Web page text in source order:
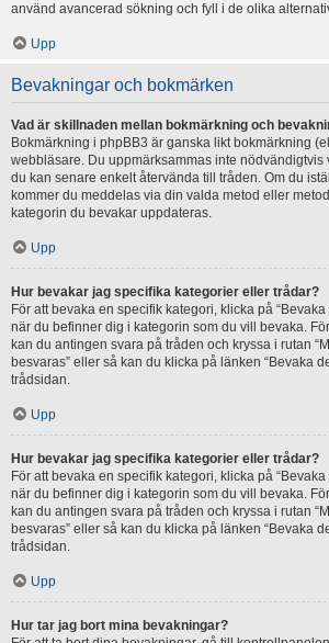
använd avancerad sökning och fyll i de olika
Upp
Bevakningar och bokmärken
Vad är skillnaden mellan bokmärkning och
Bokmärkning i phpBB3 är ganska likt bokmärkning
webbläsare. Du uppmärksammas inte nödvändigtvis
du kan senare enkelt återvända till tråden. Om du
kommer du meddelas via din valda metod eller
kategorin du bevakar uppdateras.
Upp
Hur bevakar jag specifika kategorier eller trådar?
För att bevaka en specifik kategori, klicka på
när du befinner dig i kategorin som du vill bevaka.
kan du antingen svara på tråden och kryssa i rutan
besvaras” eller så kan du klicka på länken “Bevaka
trådsidan.
Upp
Hur bevakar jag specifika kategorier eller trådar?
För att bevaka en specifik kategori, klicka på
när du befinner dig i kategorin som du vill bevaka.
kan du antingen svara på tråden och kryssa i rutan
besvaras” eller så kan du klicka på länken “Bevaka
trådsidan.
Upp
Hur tar jag bort mina bevakningar?